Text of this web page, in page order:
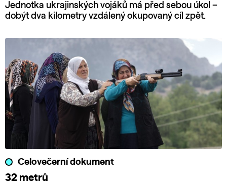
Jednotka ukrajinských vojáků má před sebou úkol –
dobýt dva kilometry vzdálený okupovaný cíl zpět.
Celovečerní dokument
32 metrů